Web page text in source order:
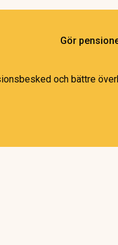
Gör
och bättre